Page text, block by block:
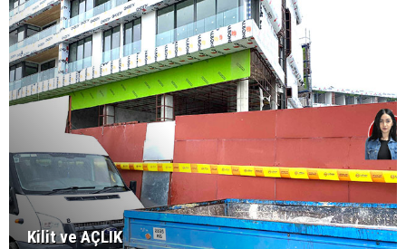
Kilit ve AÇLIK